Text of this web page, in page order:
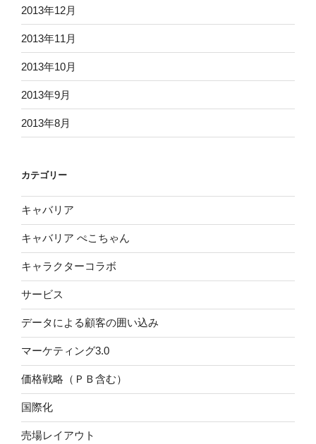
2013年12月
2013年11月
2013年10月
2013年9月
2013年8月
カテゴリー
キャバリア
キャバリア ぺこちゃん
キャラクターコラボ
サービス
データによる顧客の囲い込み
マーケティング3.0
価格戦略（ＰＢ含む）
国際化
売場レイアウト